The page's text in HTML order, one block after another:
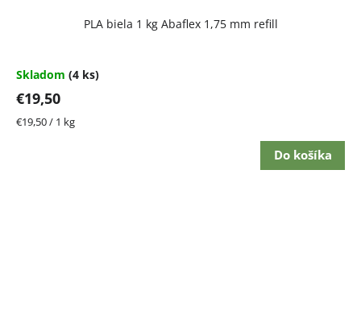
PLA biela 1 kg Abaflex 1,75 mm refill
Skladom (4 ks)
€19,50
Jednotková
€19,50 / 1 kg
Do košíka